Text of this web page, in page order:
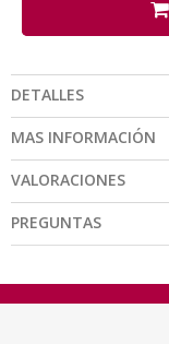
DETALLES
MAS INFORMACIÓN
VALORACIONES
PREGUNTAS